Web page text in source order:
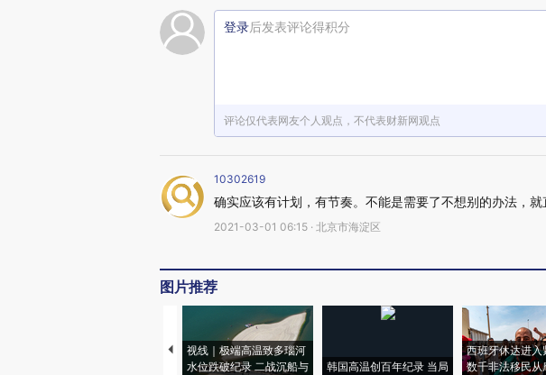
登录后发表评论得积分
评论仅代表网友个人观点，不代表财新网观点
10302619
确实应该有计划，有节奏。不能是需要了不想别的办法，就
2021-03-01 06:15 · 北京市海淀区
图片推荐
视线｜极端高温致多瑙河
水位跌破纪录 二战沉船与
韩国高温创百年纪录 当局
西班牙休达进入
数千非法移民从